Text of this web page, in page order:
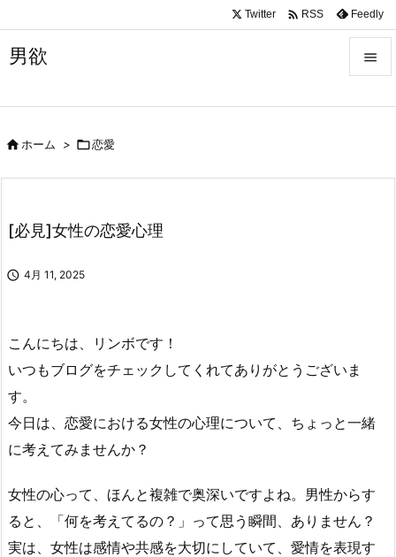
男欲 

Twitter  RSS Feedly
ホーム > 恋愛
[必見]女性の恋愛心理
 4月 11, 2025
こんにちは、リンボです！
いつもブログをチェックしてくれてありがとうございま
す。
今日は、恋愛における女性の心理について、ちょっと一緒
に考えてみませんか？
女性の心って、ほんと複雑で奥深いですよね。男性からす
ると、「何を考えてるの？」って思う瞬間、ありません？
実は、女性は感情や共感を大切にしていて、愛情を表現す